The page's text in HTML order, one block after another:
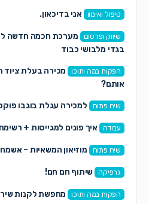
טיפול ואימון אני בדיכאון.
שיווק ופרסום
מערכת חכמה חדשה
בגדי מלבושי כבוד
הפקות במה ותוכן
מכירה בעלת ציוד
אותם?
שיח פתוח למכירה עגלת בוגבו
עבודה איך פונים למגייסות +
שיח פתוח מוזיאון המשאיות –
גרפיקה שיתוף חם חם!
הפקות במה ותוכן מחפשת לקנות